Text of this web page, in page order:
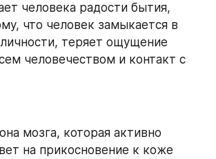
человека радости бытия,
что человек замыкается в
теряет ощущение
человечеством и контакт с
мозга, которая активно
на прикосновение к коже